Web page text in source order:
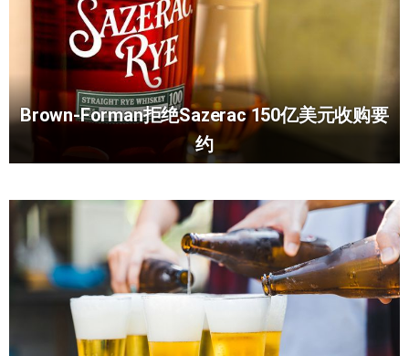
Brown-Forman拒绝Sazerac 150亿美元收购要
约